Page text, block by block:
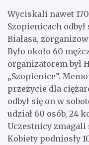
Wyciskali nawet
Szopienicach odbył
Białasa,
Było około 60
organizatorem był
„Szopienice”.
przeżycie dla
odbył się on w
udział 60 osób, 24
Uczestnicy zmagali
Kobiety podniosły